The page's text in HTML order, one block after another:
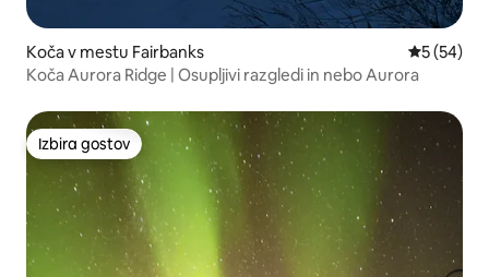
Koča v mestu Fairbanks
5 (54)
Koča Aurora Ridge | Osupljivi razgledi in nebo Aurora
Izbira gostov
Izbira gostov